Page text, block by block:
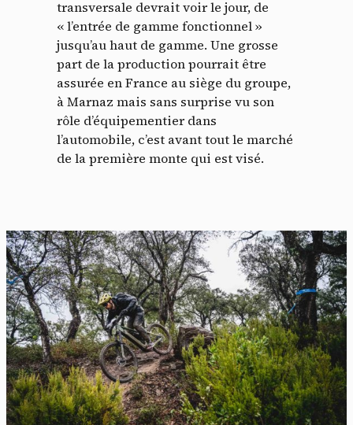
transversale devrait voir le jour, de
« l’entrée de gamme fonctionnel »
jusqu’au haut de gamme. Une grosse
part de la production pourrait être
assurée en France au siège du groupe,
à Marnaz mais sans surprise vu son
rôle d’équipementier dans
l’automobile, c’est avant tout le marché
de la première monte qui est visé.